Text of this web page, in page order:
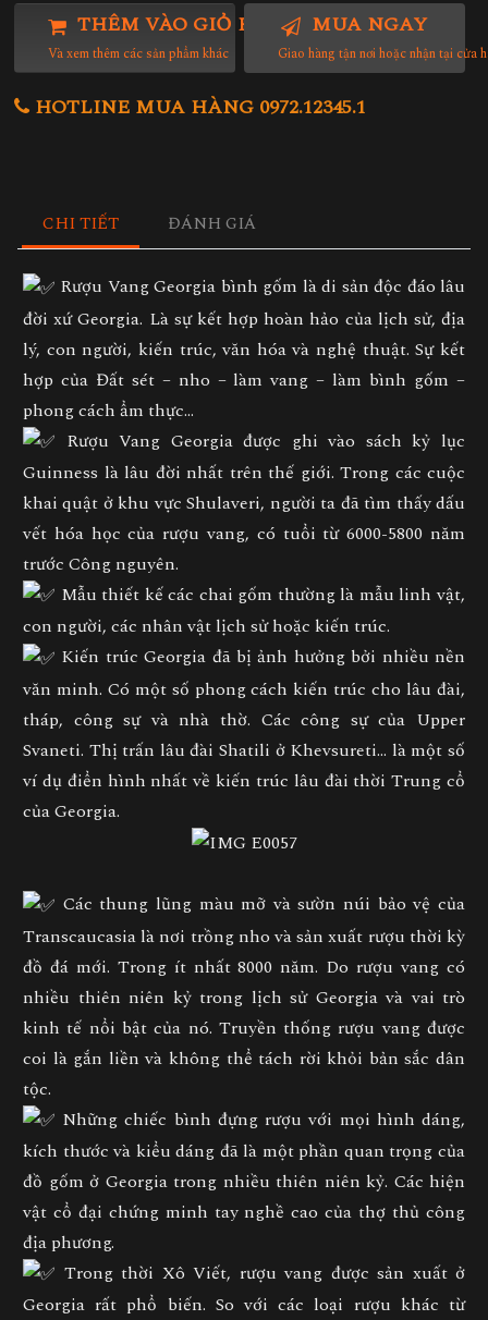
THÊM VÀO GIỎ HÀNG
Và xem thêm các sản phẩm khác
MUA NGAY
Giao hàng tận nơi hoặc nhận tại cửa
HOTLINE MUA HÀNG 0972.12345.1
CHI TIẾT ĐÁNH GIÁ
Rượu Vang Georgia bình gốm là di sản độc đáo lâu
đời xứ Georgia. Là sự kết hợp hoàn hảo của lịch sử, địa
lý, con người, kiến trúc, văn hóa và nghệ thuật. Sự kết
hợp của Đất sét – nho – làm vang – làm bình gốm –
phong cách ẩm thực…
Rượu Vang Georgia được ghi vào sách kỷ lục
Guinness là lâu đời nhất trên thế giới. Trong các cuộc
khai quật ở khu vực Shulaveri, người ta đã tìm thấy dấu
vết hóa học của rượu vang, có tuổi từ 6000-5800 năm
trước Công nguyên.
Mẫu thiết kế các chai gốm thường là mẫu linh vật,
con người, các nhân vật lịch sử hoặc kiến trúc.
Kiến trúc Georgia đã bị ảnh hưởng bởi nhiều nền
văn minh. Có một số phong cách kiến trúc cho lâu đài,
tháp, công sự và nhà thờ. Các công sự của Upper
Svaneti. Thị trấn lâu đài Shatili ở Khevsureti… là một số
ví dụ điển hình nhất về kiến trúc lâu đài thời Trung cổ
của Georgia.
Các thung lũng màu mỡ và sườn núi bảo vệ của
Transcaucasia là nơi trồng nho và sản xuất rượu thời kỳ
đồ đá mới. Trong ít nhất 8000 năm. Do rượu vang có
nhiều thiên niên kỷ trong lịch sử Georgia và vai trò
kinh tế nổi bật của nó. Truyền thống rượu vang được
coi là gắn liền và không thể tách rời khỏi bản sắc dân
tộc.
Những chiếc bình đựng rượu với mọi hình dáng,
kích thước và kiểu dáng đã là một phần quan trọng của
đồ gốm ở Georgia trong nhiều thiên niên kỷ. Các hiện
vật cổ đại chứng minh tay nghề cao của thợ thủ công
địa phương.
Trong thời Xô Viết, rượu vang được sản xuất ở
Georgia rất phổ biến. So với các loại rượu khác từ